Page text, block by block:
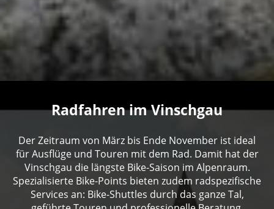
Radfahren im Vinschgau
Der Zeitraum von März bis Ende November ist ideal
für Ausflüge und Touren mit dem Rad. Damit hat der
Vinschgau die längste Bike-Saison im Alpenraum.
Spezialisierte Bike-Points bieten zudem radspezifische
Services an: Bike-Shuttles durch das ganze Tal,